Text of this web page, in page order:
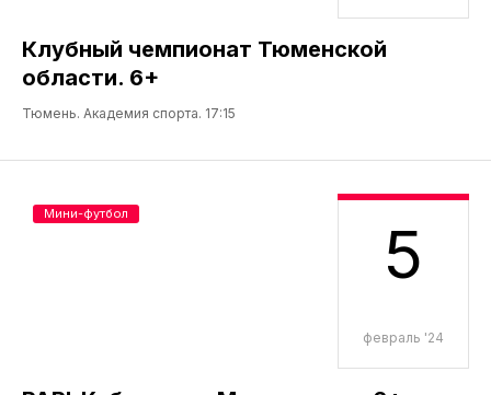
Клубный чемпионат Тюменской
области. 6+
Тюмень. Академия спорта. 17:15
5
февраль '24
Мини-футбол